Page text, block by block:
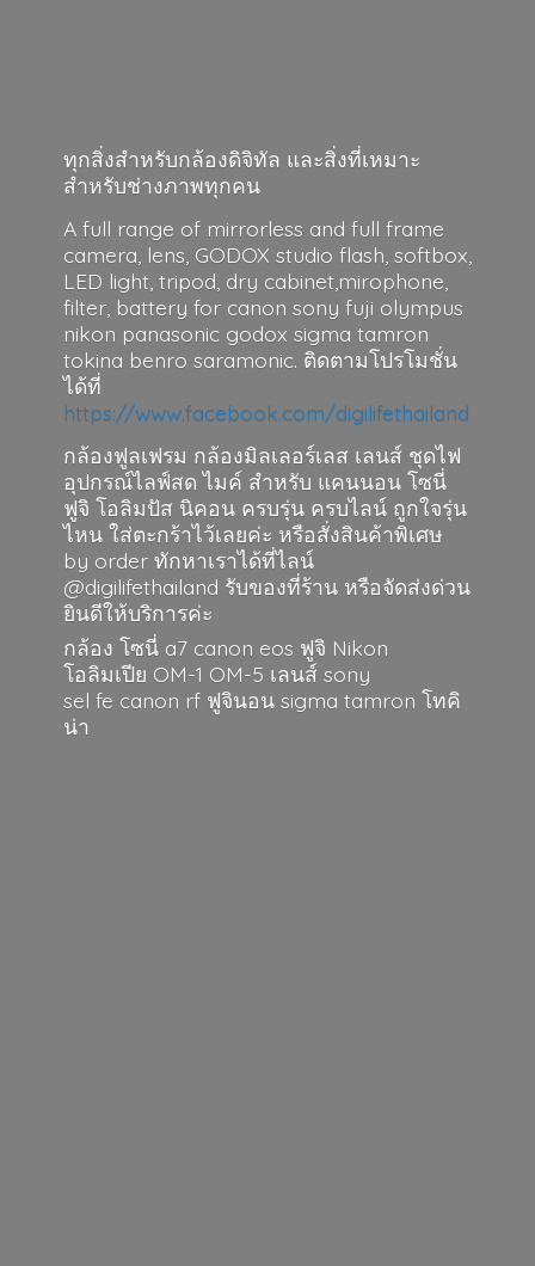
ทุกสิ่งสำหรับกล้องดิจิทัล และสิ่งที่เหมาะ
สำหรับช่างภาพทุกคน
A full range of mirrorless and full frame
camera, lens, GODOX studio flash, softbox,
LED light, tripod, dry cabinet,mirophone,
filter, battery for canon sony fuji olympus
nikon panasonic godox sigma tamron
tokina benro saramonic. ติดตามโปรโมชั่น
ได้ที่
https://www.facebook.com/digilifethailand
กล้องฟูลเฟรม กล้องมิลเลอร์เลส เลนส์ ชุดไฟ
อุปกรณ์ไลฟ์สด ไมค์ สำหรับ แคนนอน โซนี่
ฟูจิ โอลิมปัส นิคอน ครบรุ่น ครบไลน์ ถูกใจรุ่น
ไหน ใส่ตะกร้าไว้เลยค่ะ หรือสั่งสินค้าพิเศษ
by order ทักหาเราได้ที่ไลน์
@digilifethailand รับของที่ร้าน หรือจัดส่งด่วน
ยินดีให้บริการค่ะ
กล้อง โซนี่ a7 canon eos ฟูจิ Nikon
โอลิมเปีย OM-1 OM-5 เลนส์ sony
sel fe canon rf ฟูจินอน sigma tamron โทคิ
น่า